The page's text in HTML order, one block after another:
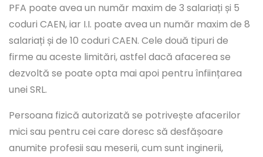
PFA poate avea un număr maxim de 3 salariați și 5
coduri CAEN, iar I.I. poate avea un număr maxim de 8
salariați și de 10 coduri CAEN. Cele două tipuri de
firme au aceste limitări, astfel dacă afacerea se
dezvoltă se poate opta mai apoi pentru înființarea
unei SRL.
Persoana fizică autorizată se potrivește afacerilor
mici sau pentru cei care doresc să desfășoare
anumite profesii sau meserii, cum sunt inginerii,